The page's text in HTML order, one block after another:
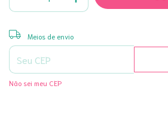
Entregas para o CEP:
Meios de envio
Não sei meu CEP